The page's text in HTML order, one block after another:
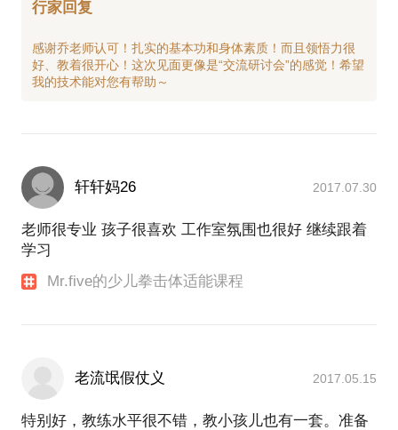
行家回复
感谢乔老师认可！扎实的基本功和身体素质！而且领悟力很
好、教着很开心！这次见面更像是“交流研讨会”的感觉！希望
轩轩妈26 2017.07.30
老师很专业 孩子很喜欢 工作室氛围也很好 继续跟着
学习
Mr.five的少儿拳击体适能课程
老流氓假仗义 2017.05.15
特别好，教练水平很不错，教小孩儿也有一套。准备